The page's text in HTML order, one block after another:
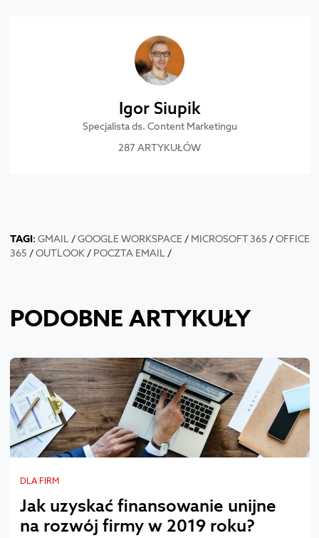
Igor Siupik
Specjalista ds. Content Marketingu
287 ARTYKUŁÓW
TAGI: GMAIL/GOOGLE WORKSPACE / MICROSOFT 365 /OFFICE
365 /OUTLOOK/ POCZTA EMAIL/
PODOBNE ARTYKUŁY
DLA FIRM
Jak uzyskać finansowanie unijne
na rozwój firmy w 2019 roku?